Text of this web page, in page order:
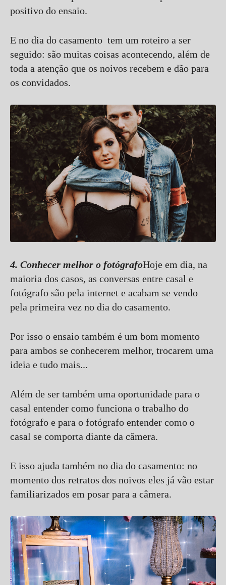
positivo do ensaio.
E no dia do casamento tem um roteiro a ser
seguido: são muitas coisas acontecendo, além de
toda a atenção que os noivos recebem e dão para
os convidados.
4. Conhecer melhor o fotógrafoHoje em dia, na
maioria dos casos, as conversas entre casal e
fotógrafo são pela internet e acabam se vendo
pela primeira vez no dia do casamento.
Por isso o ensaio também é um bom momento
para ambos se conhecerem melhor, trocarem uma
ideia e tudo mais...
Além de ser também uma oportunidade para o
casal entender como funciona o trabalho do
fotógrafo e para o fotógrafo entender como o
casal se comporta diante da câmera.
E isso ajuda também no dia do casamento: no
momento dos retratos dos noivos eles já vão estar
familiarizados em posar para a câmera.